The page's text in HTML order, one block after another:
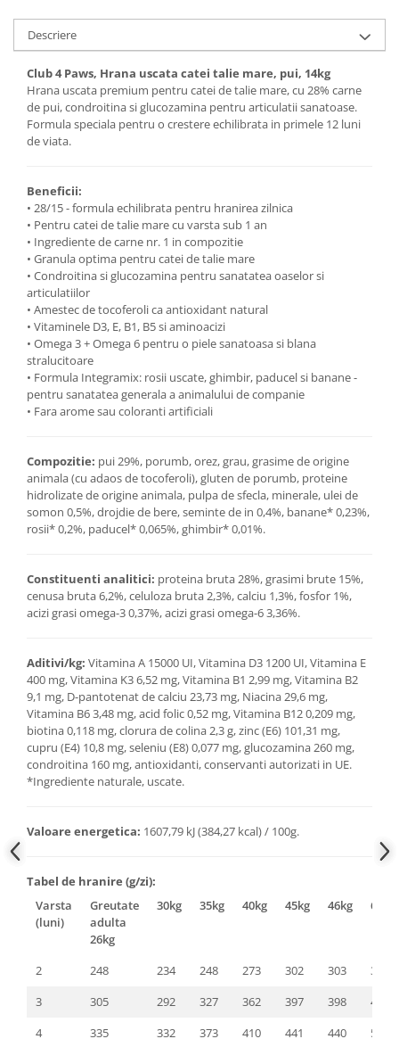
Descriere
Club 4 Paws, Hrana uscata catei talie mare, pui, 14kg
Hrana uscata premium pentru catei de talie mare, cu 28% carne
de pui, condroitina si glucozamina pentru articulatii sanatoase.
Formula speciala pentru o crestere echilibrata in primele 12 luni
de viata.
Beneficii:
• 28/15 - formula echilibrata pentru hranirea zilnica
• Pentru catei de talie mare cu varsta sub 1 an
• Ingrediente de carne nr. 1 in compozitie
• Granula optima pentru catei de talie mare
• Condroitina si glucozamina pentru sanatatea oaselor si
articulatiilor
• Amestec de tocoferoli ca antioxidant natural
• Vitaminele D3, E, B1, B5 si aminoacizi
• Omega 3 + Omega 6 pentru o piele sanatoasa si blana
stralucitoare
• Formula Integramix: rosii uscate, ghimbir, paducel si banane -
pentru sanatatea generala a animalului de companie
• Fara arome sau coloranti artificiali
Compozitie: pui 29%, porumb, orez, grau, grasime de origine
animala (cu adaos de tocoferoli), gluten de porumb, proteine
hidrolizate de origine animala, pulpa de sfecla, minerale, ulei de
somon 0,5%, drojdie de bere, seminte de in 0,4%, banane* 0,23%,
rosii* 0,2%, paducel* 0,065%, ghimbir* 0,01%.
Constituenti analitici: proteina bruta 28%, grasimi brute 15%,
cenusa bruta 6,2%, celuloza bruta 2,3%, calciu 1,3%, fosfor 1%,
acizi grasi omega-3 0,37%, acizi grasi omega-6 3,36%.
Aditivi/kg: Vitamina A 15000 UI, Vitamina D3 1200 UI, Vitamina E
400 mg, Vitamina K3 6,52 mg, Vitamina B1 2,99 mg, Vitamina B2
9,1 mg, D-pantotenat de calciu 23,73 mg, Niacina 29,6 mg,
Vitamina B6 3,48 mg, acid folic 0,52 mg, Vitamina B12 0,209 mg,
biotina 0,118 mg, clorura de colina 2,3 g, zinc (E6) 101,31 mg,
cupru (E4) 10,8 mg, seleniu (E8) 0,077 mg, glucozamina 260 mg,
condroitina 160 mg, antioxidanti, conservanti autorizati in UE.
*Ingrediente naturale, uscate.
Valoare energetica: 1607,79 kJ (384,27 kcal) / 100g.
Tabel de hranire (g/zi):
Varsta
(luni)
Greutate
adulta
26kg
30kg 35kg 40kg 45kg 46kg 60kg
2 248 234 248 273 302 303
386
3
305 292 327 362 397 398
494
4
335 332 373 410 441 440 545